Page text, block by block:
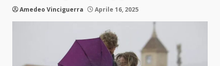
Amedeo Vinciguerra Aprile 16, 2025